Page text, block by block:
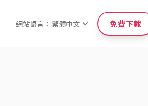
網站語言： 繁體中文 免費下載